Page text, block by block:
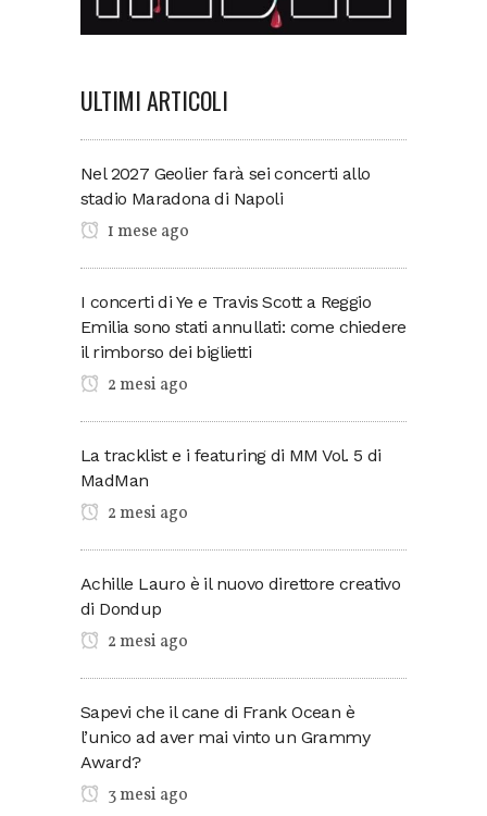
ULTIMI ARTICOLI
Nel 2027 Geolier farà sei concerti allo
stadio Maradona di Napoli
1 mese ago
I concerti di Ye e Travis Scott a Reggio
Emilia sono stati annullati: come chiedere
il rimborso dei biglietti
2 mesi ago
La tracklist e i featuring di MM Vol. 5 di
MadMan
2 mesi ago
Achille Lauro è il nuovo direttore creativo
di Dondup
2 mesi ago
Sapevi che il cane di Frank Ocean è
l’unico ad aver mai vinto un Grammy
Award?
3 mesi ago